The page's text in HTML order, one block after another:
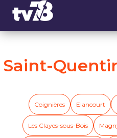
Saint-
Coignières Elancourt
Les Clayes-sous-Bois
Panneau de gestion des